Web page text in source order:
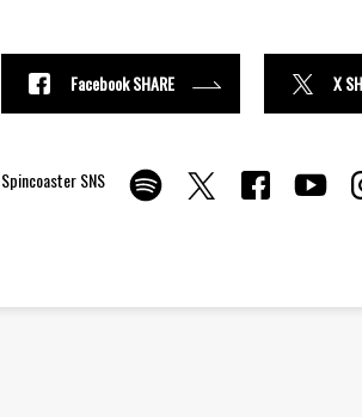
Facebook SHARE X
Spincoaster SNS